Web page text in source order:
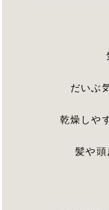
だいぶ
乾燥しや
髪や頭